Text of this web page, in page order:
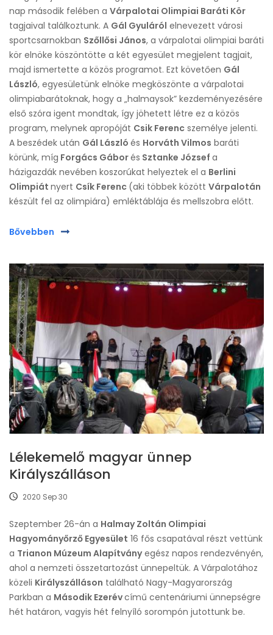
nap második felében a Várpalotai Olimpiai Baráti Kör
tagjaival találkoztunk. A Gál Gyuláról elnevezett városi
sportcsarnokban Szőllősi János, a várpalotai olimpiai baráti
kör elnöke köszöntötte a két egyesület megjelent tagjait,
majd ismertette a közös programot. Ezt követően Gál
László, egyesületünk elnöke megköszönte a várpalotai
olimpiabarátoknak, hogy a „halmaysok” kezdeményezésére
első szóra igent mondtak, így jöhetett létre ez a közös
program, melynek apropóját Csik Ferenc személye jelenti.
A beszédek után Gál László és Horváth Vilmos baráti
körünk, míg Forgács Gáborés Sztanke József a
házigazdák nevében koszorúkat helyeztek el a Berlini
Olimpiát nyert Csík Ferenc (aki többek között Várpalotán
készült fel az olimpiára) emléktáblája és mellszobra előtt.
Bővebben
Lélekemelő magyar ünnep
Királyszálláson
2020 Sep 30
Szeptember 26-án a Halmay Zoltán Olimpiai
Hagyományőrző Egyesület 16 fős csapatával részt vettünk
a Trianon Múzeum Alapítványegész napos rendezvényén,
ahol a nemzeti összetartozást ünnepeltük. A Várpalotához
közeli Királyszálláson található Nagy-Magyarország
Parkban a Második Ezerévcímű centenáriumi ünnepségre
hét határon, vagyis hét felnyíló sorompón jutottunk be.